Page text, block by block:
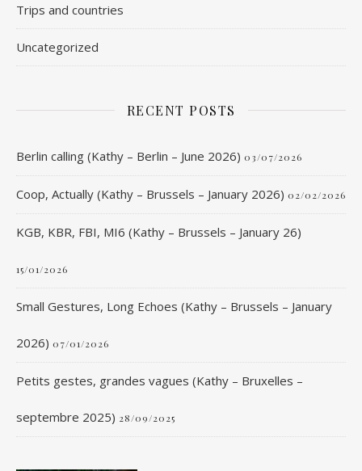
Trips and countries
Uncategorized
RECENT POSTS
Berlin calling (Kathy – Berlin – June 2026) 03/07/2026
Coop, Actually (Kathy – Brussels – January 2026) 02/02/2026
KGB, KBR, FBI, MI6 (Kathy – Brussels – January 26)
15/01/2026
Small Gestures, Long Echoes (Kathy – Brussels – January
2026) 07/01/2026
Petits gestes, grandes vagues (Kathy – Bruxelles –
septembre 2025) 28/09/2025